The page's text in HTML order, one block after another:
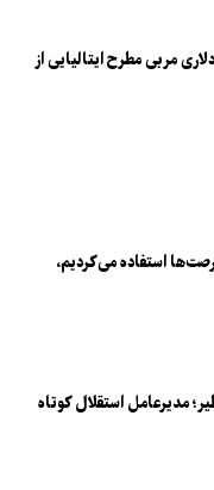
مربی مطرح ایتالیایی از
استفاده می‌کردیم،
مدیرعامل استقلال کوتاه